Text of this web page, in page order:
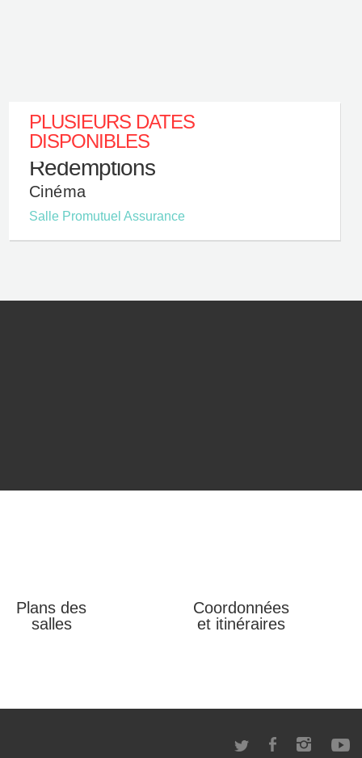
PLUSIEURS DATES
DISPONIBLES
Rédemptions
Cinéma
Salle Promutuel Assurance
Plans des
salles
Coordonnées
et itinéraires